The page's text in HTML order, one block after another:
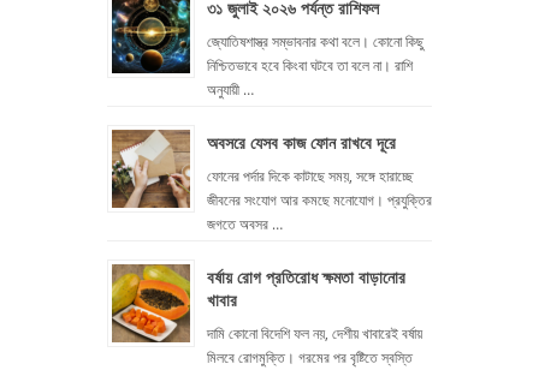
৩১ জুলাই ২০২৬ পর্যন্ত রাশিফল
জ্যোতিষশাস্ত্র সম্ভাবনার কথা বলে। কোনো কিছু
নিশ্চিতভাবে হবে কিংবা ঘটবে তা বলে না। রাশি
অনুযায়ী …
অবসরে যেসব কাজ ফোন রাখবে দূরে
ফোনের পর্দার দিকে কাটাছে সময়, সঙ্গে হারাচ্ছে
জীবনের সংযোগ আর কমছে মনোযোগ। প্রযুক্তির
জগতে অবসর …
বর্ষায় রোগ প্রতিরোধ ক্ষমতা বাড়ানোর
খাবার
দামি কোনো বিদেশি ফল নয়, দেশীয় খাবারেই বর্ষায়
মিলবে রোগমুক্তি। গরমের পর বৃষ্টিতে স্বস্তি